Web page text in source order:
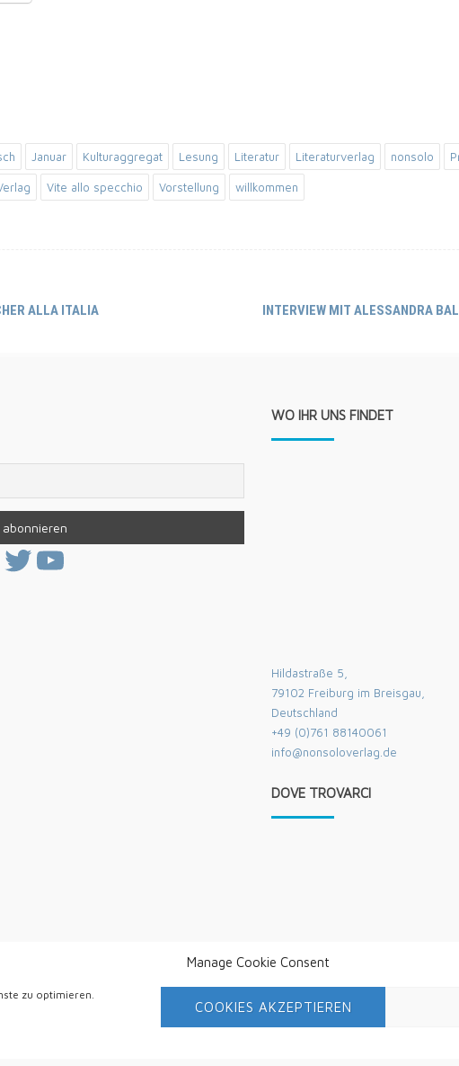
Manage Cookie Consent
zu optimieren.
COOKIES AKZEPTIEREN
Januar Kulturaggregat Lesung Literatur Literaturverlag nonsolo
Vite allo specchio Vorstellung willkommen
ALLA ITALIA
INTERVIEW MIT ALESSANDRA
Twitter
YouTube
WO IHR UNS FINDET
Hildastraße 5,
79102 Freiburg im Breisgau,
Deutschland
+49 (0)761 88140061
info@nonsoloverlag.de
DOVE TROVARCI